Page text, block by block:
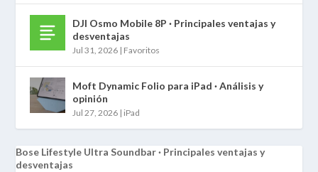
DJI Osmo Mobile 8P · Principales ventajas y
desventajas
Jul 31, 2026 | Favoritos
Moft Dynamic Folio para iPad · Análisis y
opinión
Jul 27, 2026 | iPad
Bose Lifestyle Ultra Soundbar · Principales ventajas y
desventajas